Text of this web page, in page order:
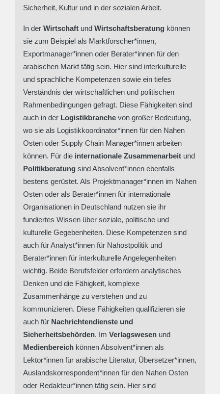
Sicherheit, Kultur und in der sozialen Arbeit.
In der Wirtschaft und Wirtschaftsberatung können
sie zum Beispiel als Marktforscher*innen,
Exportmanager*innen oder Berater*innen für den
arabischen Markt tätig sein. Hier sind interkulturelle
und sprachliche Kompetenzen sowie ein tiefes
Verständnis der wirtschaftlichen und politischen
Rahmenbedingungen gefragt. Diese Fähigkeiten sind
auch in der Logistikbranche von großer Bedeutung,
wo sie als Logistikkoordinator*innen für den Nahen
Osten oder Supply Chain Manager*innen arbeiten
können. Für die internationale Zusammenarbeit und
Politikberatung sind Absolvent*innen ebenfalls
bestens gerüstet. Als Projektmanager*innen im Nahen
Osten oder als Berater*innen für internationale
Organisationen in Deutschland nutzen sie ihr
fundiertes Wissen über soziale, politische und
kulturelle Gegebenheiten. Diese Kompetenzen sind
auch für Analyst*innen für Nahostpolitik und
Berater*innen für interkulturelle Angelegenheiten
wichtig. Beide Berufsfelder erfordern analytisches
Denken und die Fähigkeit, komplexe
Zusammenhänge zu verstehen und zu
kommunizieren. Diese Fähigkeiten qualifizieren sie
auch für Nachrichtendienste und
Sicherheitsbehörden. Im Verlagswesen und
Medienbereich können Absolvent*innen als
Lektor*innen für arabische Literatur, Übersetzer*innen,
Auslandskorrespondent*innen für den Nahen Osten
oder Redakteur*innen tätig sein. Hier sind